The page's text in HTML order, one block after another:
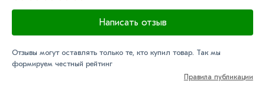
Написать отзыв
Отзывы могут оставлять только те, кто купил товар. Так мы
формируем честный рейтинг
Правила публикации